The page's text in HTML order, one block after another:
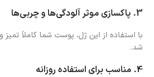
3. پاکسازی موثر آلودگی‌ها و چربی‌ها
با استفاده از این ژل، پوست شما کاملاً
شد.
4. مناسب برای استفاده روزانه